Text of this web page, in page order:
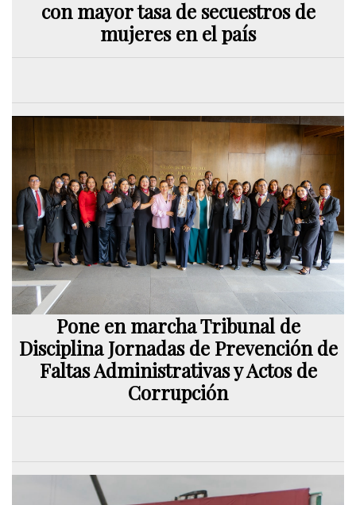
con mayor tasa de secuestros de
mujeres en el país
Pone en marcha Tribunal de
Disciplina Jornadas de Prevención de
Faltas Administrativas y Actos de
Corrupción